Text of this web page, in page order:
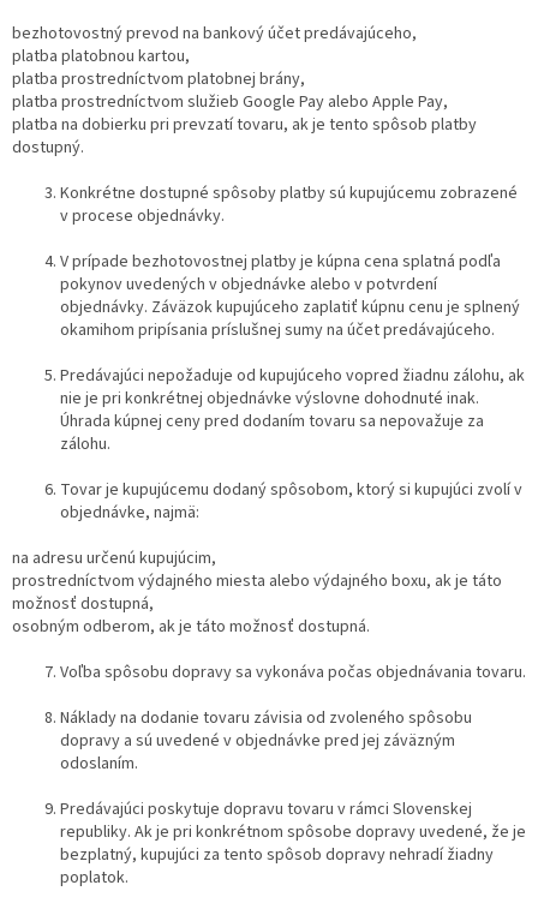
bezhotovostný prevod na bankový účet predávajúceho,
platba platobnou kartou,
platba prostredníctvom platobnej brány,
platba prostredníctvom služieb Google Pay alebo Apple Pay,
platba na dobierku pri prevzatí tovaru, ak je tento spôsob platby
dostupný.
Konkrétne dostupné spôsoby platby sú kupujúcemu zobrazené
v procese objednávky.
V prípade bezhotovostnej platby je kúpna cena splatná podľa
pokynov uvedených v objednávke alebo v potvrdení
objednávky. Záväzok kupujúceho zaplatiť kúpnu cenu je splnený
okamihom pripísania príslušnej sumy na účet predávajúceho.
Predávajúci nepožaduje od kupujúceho vopred žiadnu zálohu, ak
nie je pri konkrétnej objednávke výslovne dohodnuté inak.
Úhrada kúpnej ceny pred dodaním tovaru sa nepovažuje za
zálohu.
Tovar je kupujúcemu dodaný spôsobom, ktorý si kupujúci zvolí v
objednávke, najmä:
na adresu určenú kupujúcim,
prostredníctvom výdajného miesta alebo výdajného boxu, ak je táto
možnosť dostupná,
osobným odberom, ak je táto možnosť dostupná.
Voľba spôsobu dopravy sa vykonáva počas objednávania tovaru.
Náklady na dodanie tovaru závisia od zvoleného spôsobu
dopravy a sú uvedené v objednávke pred jej záväzným
odoslaním.
Predávajúci poskytuje dopravu tovaru v rámci Slovenskej
republiky. Ak je pri konkrétnom spôsobe dopravy uvedené, že je
bezplatný, kupujúci za tento spôsob dopravy nehradí žiadny
poplatok.